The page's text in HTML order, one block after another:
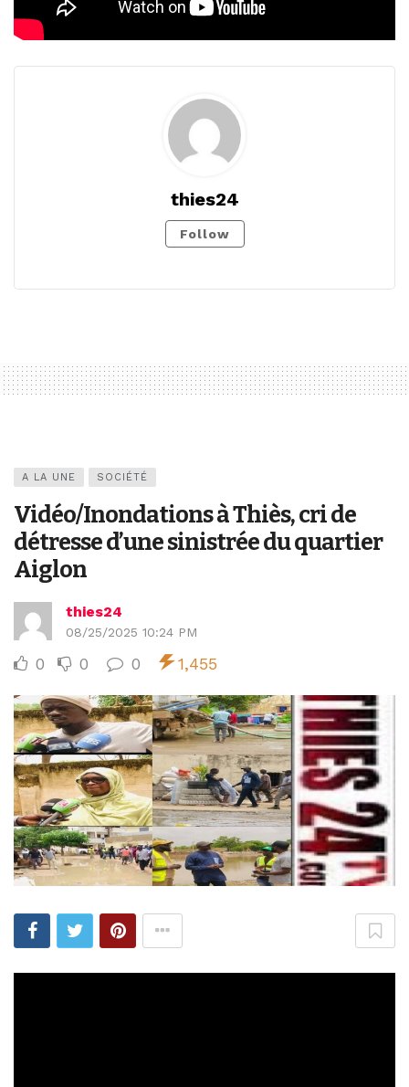
thies24
Follow
A LA UNE SOCIÉTÉ
Vidéo/Inondations à Thiès, cri de
détresse d’une sinistrée du quartier
Aiglon
thies24
08/25/2025 10:24 PM
0 0 0 1,455